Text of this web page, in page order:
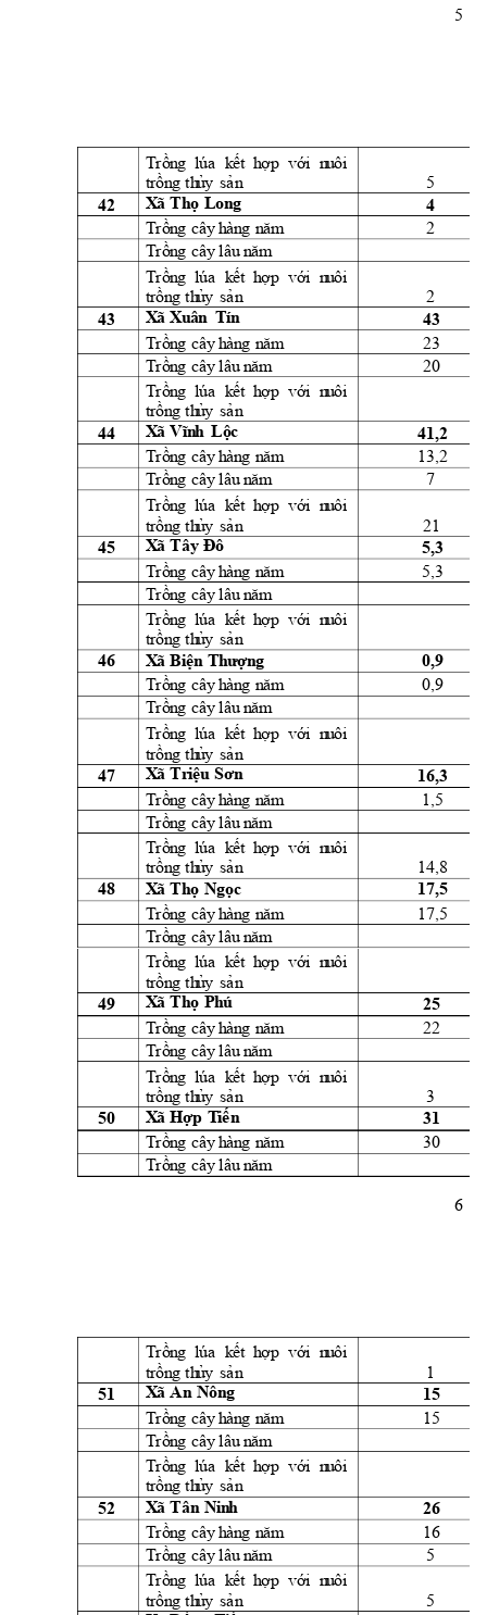
5
6
Trồng lúa kết hợp với
  n
uôi
trồng thủy sản 5
42 Xã Thọ Long 4
Trồng cây hàng năm 2
Trồng cây lâu năm
Trồng lúa kết hợp với
  n
uôi
trồng thủy sản 2
43 Xã Xuân Tín 43
Trồng cây hàng năm 23
Trồng cây lâu năm 20
Trồng lúa kết hợp với
  n
uôi
trồng thủy sản
44 Xã Vĩnh Lộc 41,2
Trồng cây hàng năm 13,2
Trồng cây lâu năm 7
Trồng lúa kết hợp với
  n
uôi
trồng thủy sản 21
45 Xã Tây Đô 5,3
Trồng cây hàng năm 5,3
Trồng cây lâu năm
Trồng lúa kết hợp với
  n
uôi
trồng thủy sản
46 Xã Biện Thượng 0,9
Trồng cây hàng năm 0,9
Trồng cây lâu năm
Trồng lúa kết hợp với
  n
uôi
trồng thủy sản
47 Xã Triệu Sơn 16,3
Trồng cây hàng năm 1,5
Trồng cây lâu năm
Trồng lúa kết hợp với
  n
uôi
trồng thủy sản 14,8
48 Xã Thọ Ngọc 17,5
Trồng cây hàng năm 17,5
Trồng cây lâu năm
Trồng lúa kết hợp với
  n
uôi
trồng thủy sản
49 Xã Thọ Phú 25
Trồng cây hàng năm 22
Trồng cây lâu năm
Trồng lúa kết hợp với
  n
uôi
trồng thủy sản 3
50 Xã Hợp Tiến 31
Trồng cây hàng năm 30
Trồng cây lâu năm
Trồng lúa kết hợp với
  n
uôi
trồng thủy sản 1
51 Xã An Nông 15
Trồng cây hàng năm 15
Trồng cây lâu năm
Trồng lúa kết hợp với
  n
uôi
trồng thủy sản
52 Xã Tân Ninh 26
Trồng cây hàng năm 16
Trồng cây lâu năm 5
Trồng lúa kết hợp với
  n
uôi
trồng thủy sản 5